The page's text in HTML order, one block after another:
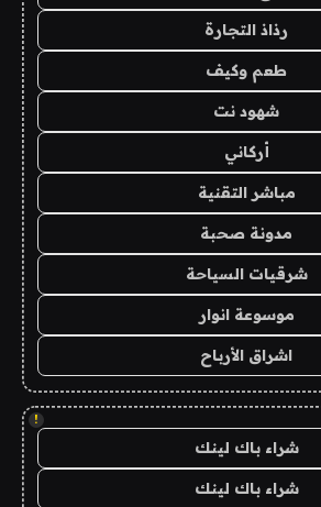
رذاذ التجارة
طعم وكيف
شهود نت
أركاني
مباشر التقنية
مدونة صحبة
شرقيات السياحة
موسوعة انوار
اشراق الأرباح
!
شراء باك لينك
شراء باك لينك